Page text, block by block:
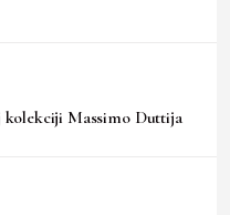
Massimo Duttija